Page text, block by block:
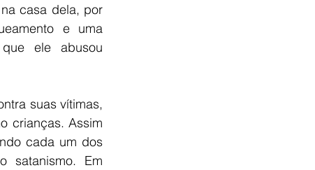
casa dela, por
e uma
ele abusou
suas vítimas,
crianças. Assim
cada um dos
satanismo. Em